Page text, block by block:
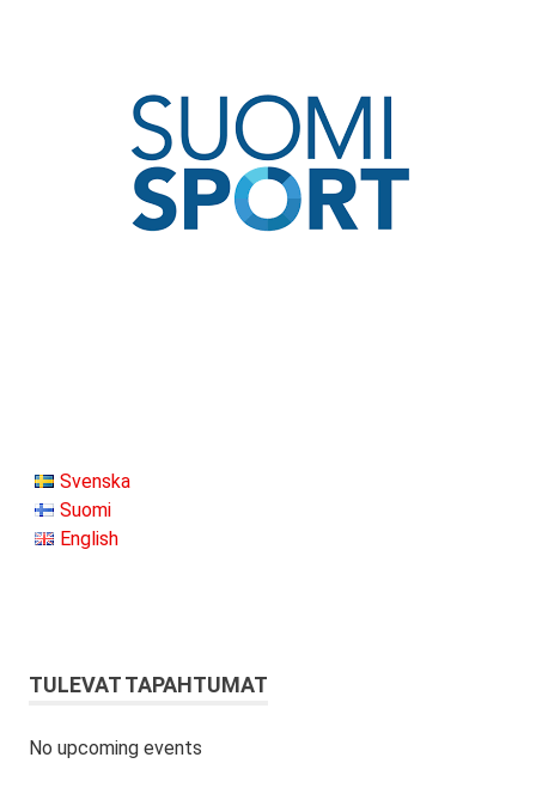
Svenska
Suomi
English
TULEVAT TAPAHTUMAT
No upcoming events